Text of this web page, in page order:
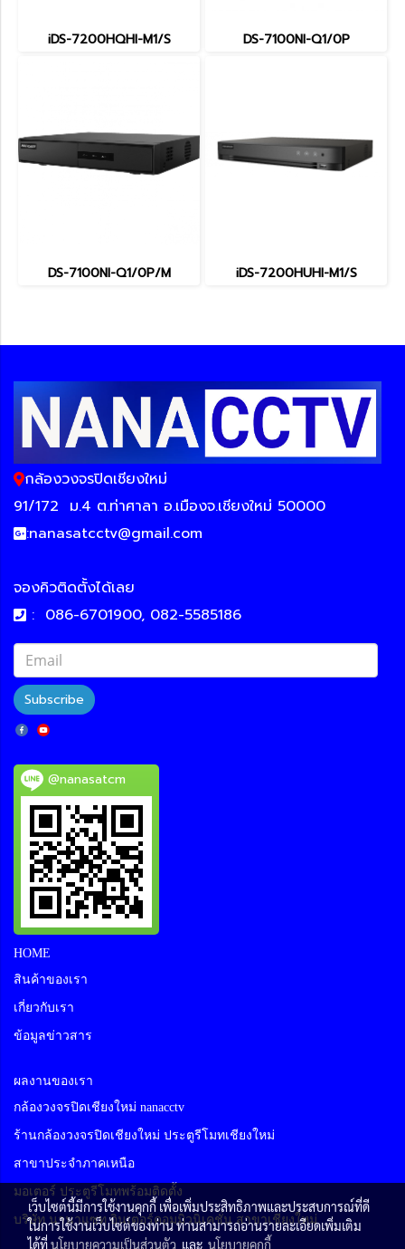
iDS-7200HQHI-M1/S DS-7100NI-Q1/0P
DS-7100NI-Q1/0P/M iDS-7200HUHI-M1/S
กล้องวงจรปิดเชียงใหม่
91/172 ม.4 ต.ท่าศาลา อ.เมืองจ.เชียงใหม่ 50000
:nanasatcctv@gmail.com
จองคิวติดตั้งได้เลย
: 086-6701900, 082-5585186
Subscribe
@nanasatcm
HOME
สินค้าของเรา
เกี่ยวกับเรา
ข้อมูลข่าวสาร
ผลงานของเรา
กล้องวงจรปิดเชียงใหม่ nanacctv
ร้านกล้องวงจรปิดเชียงใหม่ ประตูรีโมทเชียงใหม่
สาขาประจำภาคเหนือ
มอเตอร์ ประตูรีโมทพร้อมติดตั้ง
บริษัท นานาแซท อินเตอร์คอมมิวนิเคชั่น สาขาเชียงใหม่
เว็บไซต์นี้มีการใช้งานคุกกี้ เพื่อเพิ่มประสิทธิภาพและประสบการณ์ที่ดี
ในการใช้งานเว็บไซต์ของท่าน ท่านสามารถอ่านรายละเอียดเพิ่มเติม
ได้ที่นโยบายความเป็นส่วนตัว และ นโยบายคุกกี้